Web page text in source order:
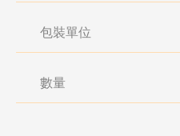
包裝單位
數量